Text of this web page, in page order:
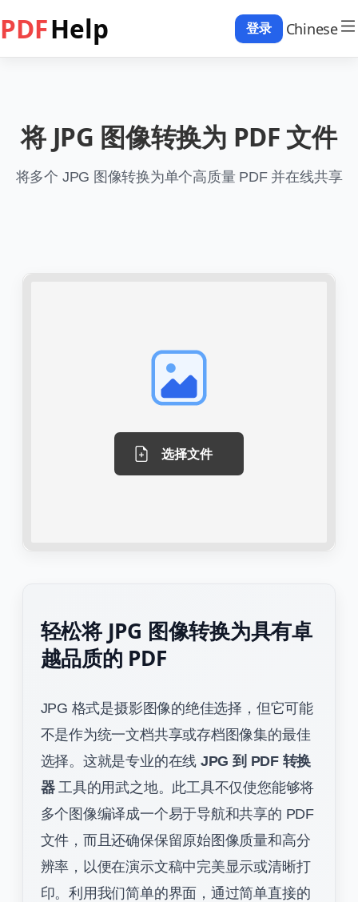
PDFHelp 登录 Chinese
将 JPG 图像转换为 PDF 文件
将多个 JPG 图像转换为单个高质量 PDF 并在线共享
选择文件
轻松将 JPG 图像转换为具有卓
越品质的 PDF
JPG 格式是摄影图像的绝佳选择，但它可能
不是作为统一文档共享或存档图像集的最佳
选择。这就是专业的在线 JPG 到 PDF 转换
器工具的用武之地。此工具不仅使您能够将
多个图像编译成一个易于导航和共享的 PDF
文件，而且还确保保留原始图像质量和高分
辨率，以便在演示文稿中完美显示或清晰打
印。利用我们简单的界面，通过简单直接的